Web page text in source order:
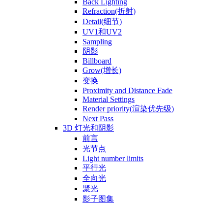
Back Lighting
Refraction(折射)
Detail(细节)
UV1和UV2
Sampling
阴影
Billboard
Grow(增长)
变换
Proximity and Distance Fade
Material Settings
Render priority(渲染优先级)
Next Pass
3D 灯光和阴影
前言
光节点
Light number limits
平行光
全向光
聚光
影子图集